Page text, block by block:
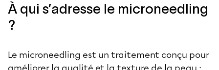
À qui s’adresse le microneedling
?
Le microneedling est un traitement conçu pour